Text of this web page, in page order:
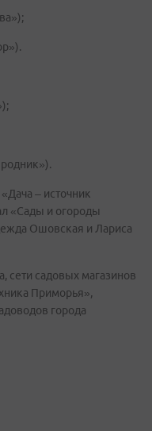
– источник
«Сады и огороды
Ошовская и Лариса
сети садовых магазинов
Приморья»,
города